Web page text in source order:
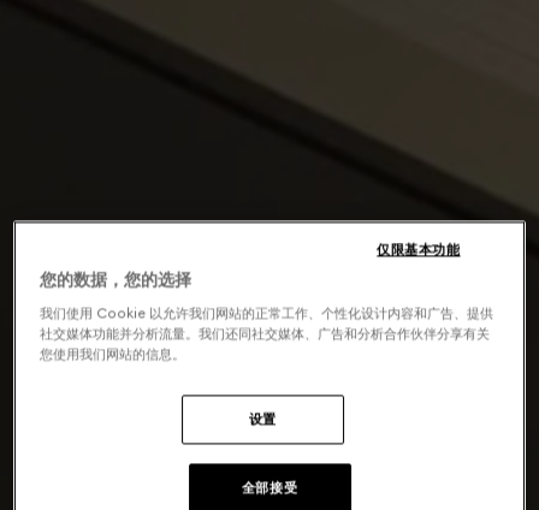
您的数据，您的选择
我们使用 Cookie 以允许我们网站的正常工作、个性化设计内容和广告、提供
社交媒体功能并分析流量。我们还同社交媒体、广告和分析合作伙伴分享有关
您使用我们网站的信息。
设置
仅限基本功能
全部接受